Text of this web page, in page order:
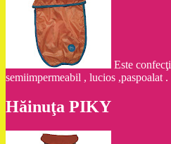
Este
semiimpermeabil , lucios ,paspoalat .
Hăinuţa PIKY